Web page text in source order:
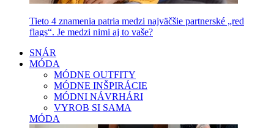
Tieto 4 znamenia patria medzi najväčšie partnerské „red
flags“. Je medzi nimi aj to vaše?
SNÁR
MÓDA
MÓDNE OUTFITY
MÓDNE INŠPIRÁCIE
MÓDNI NÁVRHÁRI
VYROB SI SAMA
MÓDA